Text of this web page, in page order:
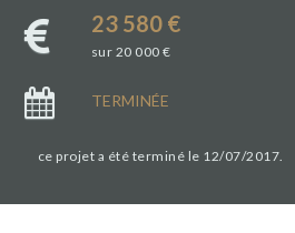
23 580 €
sur 20 000 €
TERMINÉE
ce projet a été terminé le 12/07/2017.